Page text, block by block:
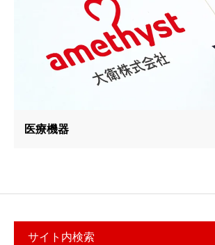
医療機器
サイト内検索